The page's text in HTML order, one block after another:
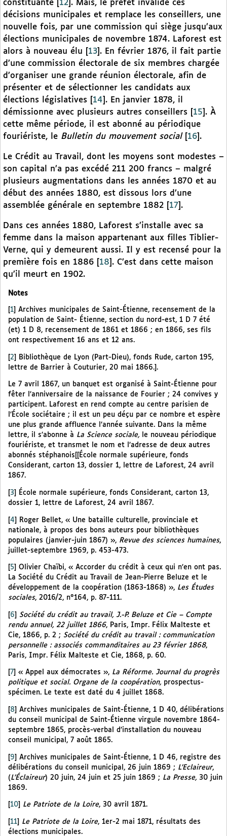
constituante 12 . Mais, le préfet invalide ces
décisions municipales et remplace les conseillers, une
nouvelle fois, par une commission qui siège jusqu’aux
élections municipales de novembre 1874. Laforest est
alors à nouveau élu
13 . En février 1876, il fait partie
d’une commission électorale de six membres chargée
d’organiser une grande réunion électorale, afin de
présenter et de sélectionner les candidats aux
élections législatives
14 . En janvier 1878, il
démissionne avec plusieurs autres conseillers
15 . À
cette même période, il est abonné au périodique
fouriériste, le Bulletin du mouvement social[ 16 .
Le Crédit au Travail, dont les moyens sont modestes –
son capital n’a pas excédé 211 200 francs – malgré
plusieurs augmentations dans les années 1870 et au
début des années 1880, est dissous lors d’une
assemblée générale en septembre 1882
17 .
Dans ces années 1880, Laforest s’installe avec sa
femme dans la maison appartenant aux filles Tiblier-
Verne, qui y demeurent aussi. Il y est recensé pour la
première fois en 1886
18 . C’est dans cette maison
qu’il meurt en 1902.
Notes
1
Archives municipales de Saint-Étienne, recensement de la
population de Saint- Étienne, section du nord-est, 1 D 7 été
(et) 1 D 8, recensement de 1861 et 1866 ; en 1866, ses fils
ont respectivement 16 ans et 12 ans.
[2]
Bibliothèque de Lyon (Part-Dieu), fonds Rude, carton 195,
lettre de Barrier à Couturier, 20 mai 1866.].
Le 7 avril 1867, un banquet est organisé à Saint-Étienne pour
fêter l’anniversaire de la naissance de Fourier ; 24 convives y
participent. Laforest en rend compte au centre parisien de
l’École sociétaire ; il est un peu déçu par ce nombre et espère
une plus grande affluence l’année suivante. Dans la même
lettre, il s’abonne à La Science sociale,
le nouveau périodique
fouriériste, et transmet le nom et l’adresse de deux autres
abonnés stéphanois[[École normale supérieure, fonds
Considerant, carton 13, dossier 1, lettre de Laforest, 24 avril
1867.
3
École normale supérieure, fonds Considerant, carton 13,
dossier 1, lettre de Laforest, 24 avril 1867.
[4]
Roger Bellet, « Une bataille culturelle, provinciale et
nationale, à propos des bons auteurs pour bibliothèques
populaires (janvier-juin 1867) », Revue des sciences humaines,
juillet-septembre 1969, p. 453-473.
5
Olivier Chaïbi, « Accorder du crédit à ceux qui n’en ont pas.
La Société du Crédit au Travail de Jean-Pierre Beluze et le
développement de la coopération (1863-1868) », Les Études
sociales, 2016/2, n°164, p. 87-111.
[6] Société du crédit au travail, J.-P. Beluze et Cie – Compte
rendu annuel, 22 juillet 1866, Paris, Impr. Félix Malteste et
Cie, 1866, p. 2 ; Société du crédit au travail : communication
personnelle : associés commanditaires au 23 février 1868,
Paris, Impr. Félix Malteste et Cie, 1868, p. 60.
7 « Appel aux démocrates », La Réforme. Journal du progrès
politique et social. Organe de la coopération, prospectus-
spécimen. Le texte est daté du 4 juillet 1868.
8
Archives municipales de Saint-Étienne, 1 D 40, délibérations
du conseil municipal de Saint-Étienne virgule novembre 1864-
septembre 1865, procès-verbal d’installation du nouveau
conseil municipal, 7 août 1865.
[9] Archives municipales de Saint-Étienne, 1 D 46, registre des
délibérations du conseil municipal, 26 juin 1869 ; L’Eclaireur,
(L’Éclaireur) 20 juin, 24 juin et 25 juin 1869 ; La Presse, 30 juin
1869.
10 Le Patriote de la Loire, 30 avril 1871.
[11] Le Patriote de la Loire, 1er-2 mai 1871, résultats des
élections municipales.